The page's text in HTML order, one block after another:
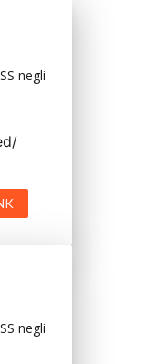
negli
negli